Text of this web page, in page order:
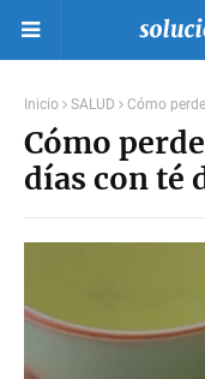
Inicio SALUD Cómo
Cómo
días con té